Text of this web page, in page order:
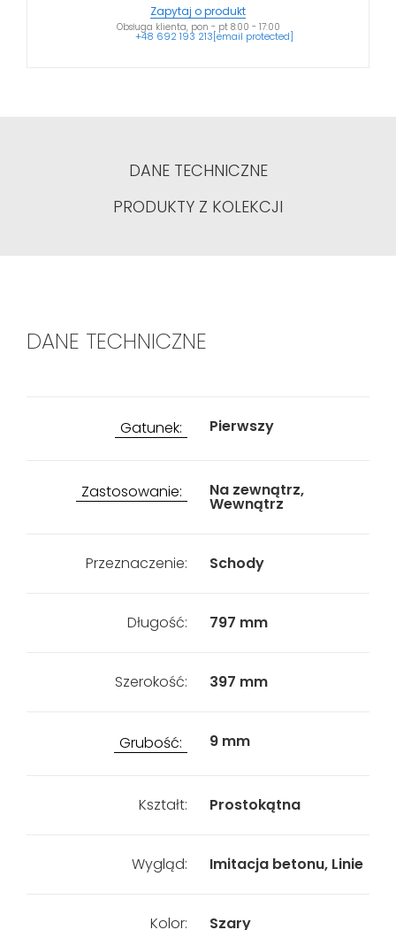
Zapytaj o produkt
Obsługa klienta, pon - pt 8:00 - 17:00
+48 692 193 213[email protected]
DANE TECHNICZNE
PRODUKTY Z KOLEKCJI
DANE TECHNICZNE
Gatunek: Pierwszy
Zastosowanie: Na zewnątrz,
Wewnątrz
Przeznaczenie: Schody
Długość: 797 mm
Szerokość: 397 mm
Grubość: 9 mm
Kształt: Prostokątna
Wygląd: Imitacja betonu, Linie
Kolor: Szary